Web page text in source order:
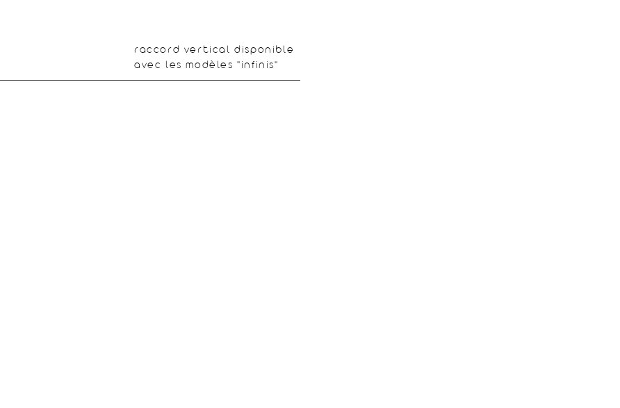
raccord vertical disponible
avec les modèles "infinis"